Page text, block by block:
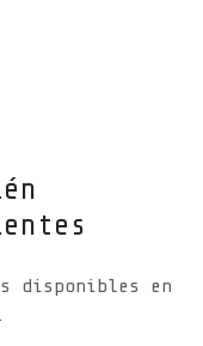
disponibles en